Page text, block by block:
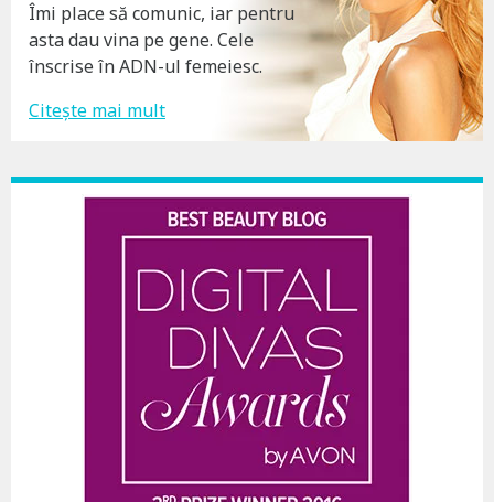
Îmi place să comunic, iar pentru
asta dau vina pe gene. Cele
înscrise în ADN-ul femeiesc.
Citește mai mult